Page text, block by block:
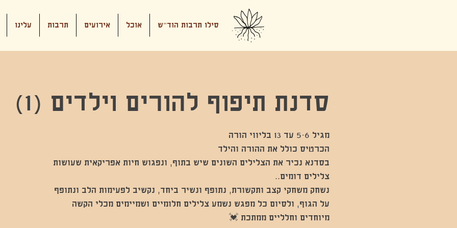
סילו תרבות הוד"ש אוכל אירועים תרבות עלינו
סדנת תיפוף להורים וילדים (1)
בסדנא נכיר את הצלילים השונים שיש בתוף, ונפגוש חיות אפריקאית שעושות
נשחק משחקי קצב ותקשורת, נתופף ונשיר ביחד, נקשיב לפעימות הלב ונתופף
על הגוף, ולסיום כל מפגש נשמע צלילים חלומיים ושמיימים מכלי הקשה
מיוחדים וחלליים ממתכת 💓